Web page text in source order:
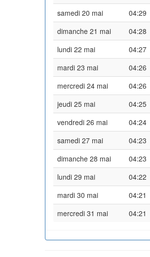
samedi 20 mai
04:29
dimanche 21 mai
04:28
lundi 22 mai
04:27
mardi 23 mai
04:26
mercredi 24 mai
04:26
jeudi 25 mai
04:25
vendredi 26 mai
04:24
samedi 27 mai
04:23
dimanche 28 mai
04:23
lundi 29 mai
04:22
mardi 30 mai
04:21
mercredi 31 mai
04:21